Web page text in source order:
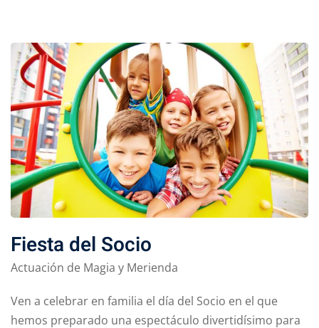
Fiesta del Socio
Actuación de Magia y Merienda
Ven a celebrar en familia el día del Socio en el que
hemos preparado una espectáculo divertidísimo para